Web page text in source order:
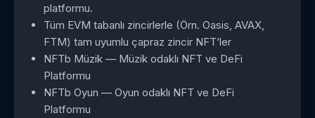
platformu.
Tüm EVM tabanlı zincirlerle (Örn. Oasis, AVAX,
FTM) tam uyumlu çapraz zincir NFT’ler
NFTb Müzik — Müzik odaklı NFT ve DeFi
Platformu
NFTb Oyun — Oyun odaklı NFT ve DeFi
Platformu